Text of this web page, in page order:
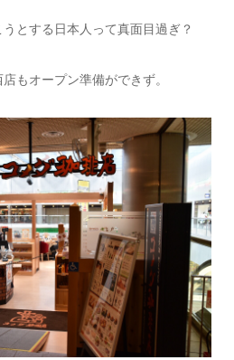
とする日本人って真面目過ぎ？
もオープン準備ができず。